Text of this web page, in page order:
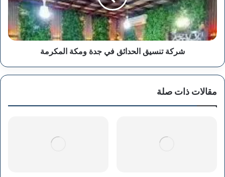
ومكة
المكرمة
شركة تنسيق الحدائق في جدة ومكة المكرمة
مقالات ذات صلة